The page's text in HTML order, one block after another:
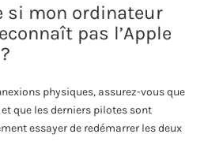
si mon ordinateur
pas l’Apple
physiques, assurez-vous que
que les derniers pilotes sont
essayer de redémarrer les deux